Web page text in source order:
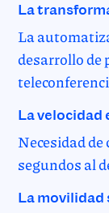
La
La
desarrollo
La velocidad
Necesidad
segundos al
La movilidad